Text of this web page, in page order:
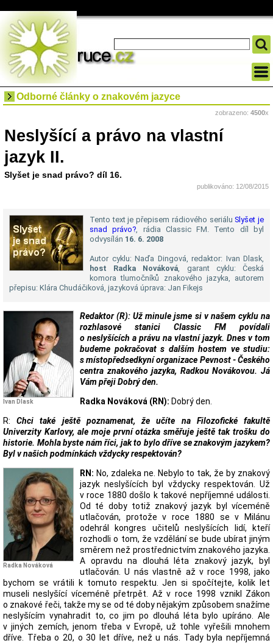
Odborné články o znakovém jazyce
zobrazeno: 4500x
Neslyšící a právo na vlastní
jazyk II.
Slyšet je snad právo? díl 16.
publikováno: 12/08/2015
Tento text je přepisem rádiového seriáluSlyšet je
snad právo?, rádia Classic FM. Tento díl byl
odvysílán 16. 6. 2008
Autor cyklu: Naďa Dingová, redaktor: Ivan Dlask,
host Radka Nováková, garant cyklu: Česká
komora tlumočníků znakového jazyka, autorem
přepisu: Klára Chudáčiková, jazyková úprava: Jan Fikejs
Ivan Dlask
Redaktor (R): Už minule jsme si v našem cyklu na
rozhlasové stanici Classic FM povídali
o neslyšících a právu na vlastní jazyk. Dnes v tom
budeme pokračovat s dalším hostem ve studiu:
s místopředsedkyní organizace Pevnost - Českého
centra znakového jazyka, Radkou Novákovou. Já
Vám přeji Dobrý den.
Radka Nováková (RN): Dobrý den.
R:Chci také ještě poznamenat, že učíte na Filozofické fakultě
Univerzity Karlovy, ale moje první otázka směřuje ještě tak trošku do
historie. Mohla byste nám říci, jak to bylo dříve se znakovým jazykem?
Byl v našich podmínkách vždycky respektován?
Radka Nováková
RN: No, zdaleka ne. Nebylo to tak, že by znakový
jazyk neslyšících byl vždycky respektován. Už
v roce 1880 došlo k takové nepříjemné události.
Od té doby totiž znakový jazyk byl víceméně
utlačován, protože v roce 1880 se v Milánu
odehrál kongres učitelů neslyšících lidí, kteří
rozhodli o tom, že vzdělání se bude ubírat jiným
směrem než prostřednictvím znakového jazyka.
A opravdu na dlouhá léta znakový jazyk, byl
utlačován. U nás vlastně až v roce 1998, jako
bychom se vrátili k tomuto respektu. Jen si spočítejte, kolik let
museli neslyšící víceméně přetrpět. Až v roce 1998 vznikl Zákon
o znakové řeči, takže my se od té doby nějakým způsobem snažíme
neslyšícím vynahradit to, co jim po dlouhá léta bylo upíráno. Ale
v jiných zemích, jenom třeba v Evropě, už tohle vyřešili mnohem
dříve. Třeba o 20, o 30 let dříve, než u nás. Tady byla nepříjemná